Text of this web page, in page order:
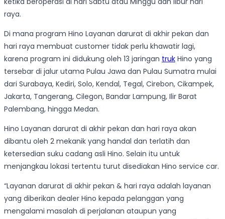
raya.
Di mana program Hino Layanan darurat di akhir pekan dan
hari raya membuat customer tidak perlu khawatir lagi,
karena program ini didukung oleh 13 jaringan truk Hino yang
tersebar di jalur utama Pulau Jawa dan Pulau Sumatra mulai
dari Surabaya, Kediri, Solo, Kendal, Tegal, Cirebon, Cikampek,
Jakarta, Tangerang, Cilegon, Bandar Lampung, Ilir Barat
Palembang, hingga Medan.
Hino Layanan darurat di akhir pekan dan hari raya akan
dibantu oleh 2 mekanik yang handal dan terlatih dan
ketersedian suku cadang asli Hino. Selain itu untuk
menjangkau lokasi tertentu turut disediakan Hino service car.
“Layanan darurat di akhir pekan & hari raya adalah layanan
yang diberikan dealer Hino kepada pelanggan yang
mengalami masalah di perjalanan ataupun yang